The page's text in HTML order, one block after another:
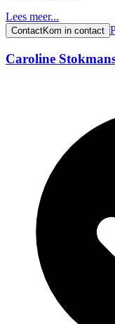
Lees meer...
ContactKom in contact
Caroline